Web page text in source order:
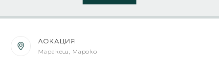
ЛОКАЦИЯ
Маракеш, Мароко